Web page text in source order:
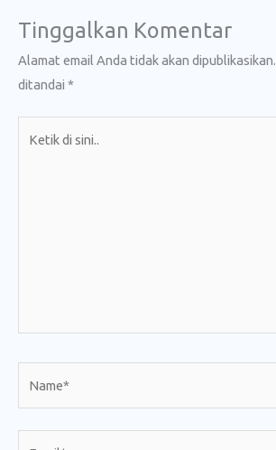
Tinggalkan Komentar
Alamat email Anda tidak akan dipublikasikan.
ditandai *